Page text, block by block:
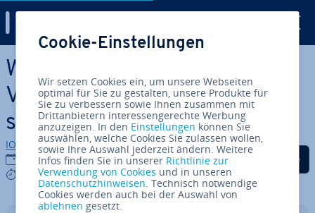
Zum Haupt­in­halt springen
Was ist ESXi und welche
Vorteile bietet der Hy­per­vi­
sor?
IONOS Redaktion
21.12.2021
4 mins
Auf Facebook teilen
Auf Twitter teilen
Auf LinkedIn
Cookie-Einstellungen
Wir setzen Cookies ein, um unsere Webseiten
optimal für Sie zu gestalten, unsere Produkte für
Sie zu verbessern sowie Ihnen zusammen mit
Drittanbietern interessengerechte Werbung
anzuzeigen. In den Einstellungen können Sie
auswählen, welche Cookies Sie zulassen wollen,
sowie Ihre Auswahl jederzeit ändern. Weitere
Infos finden Sie in unserer Richtlinie zur
Verwendung von Cookies und in unseren
Datenschutzhinweisen. Technisch notwendige
Cookies werden auch bei der Auswahl von
ablehnen gesetzt.